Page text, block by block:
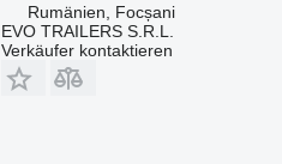
Rumänien, Focșani
EVO TRAILERS S.R.L.
Verkäufer kontaktieren